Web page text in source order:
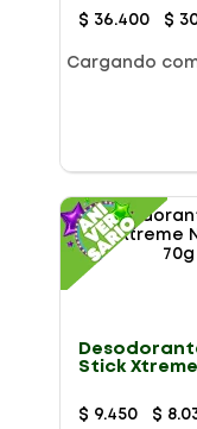
Sport
$ 36.400 $
Cargando
Stick
$ 9.450 $ 8.